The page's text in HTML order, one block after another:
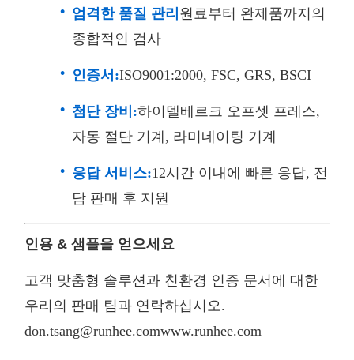
엄격한 품질 관리 원료부터 완제품까지의
종합적인 검사
인증서:ISO9001:2000, FSC, GRS, BSCI
첨단 장비:하이델베르크 오프셋 프레스,
자동 절단 기계, 라미네이팅 기계
응답 서비스:12시간 이내에 빠른 응답, 전
담 판매 후 지원
인용 & 샘플을 얻으세요
고객 맞춤형 솔루션과 친환경 인증 문서에 대한
우리의 판매 팀과 연락하십시오.
don.tsang@runhee.comwww.runhee.com